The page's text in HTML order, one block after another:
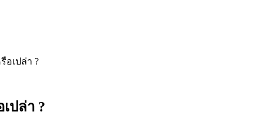
อเปล่า ?
ปล่า ?